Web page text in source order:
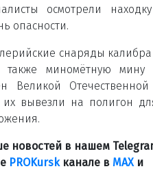
осмотрели
опасности.
снаряды
миномётную мину
Великой
их вывезли на полигон
новостей в нашем
PROKurskканале в МАХ и